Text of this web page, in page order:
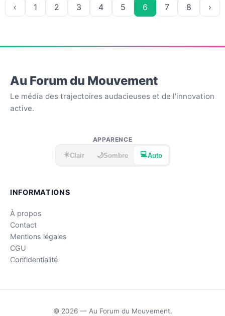
‹ 1 2 3 4 5 6 7 8 ›
Au Forum du Mouvement
Le média des trajectoires audacieuses et de l'innovation
active.
APPARENCE
☀️Clair 🌙Sombre 💻Auto
INFORMATIONS
À propos
Contact
Mentions légales
CGU
Confidentialité
© 2026 — Au Forum du Mouvement.